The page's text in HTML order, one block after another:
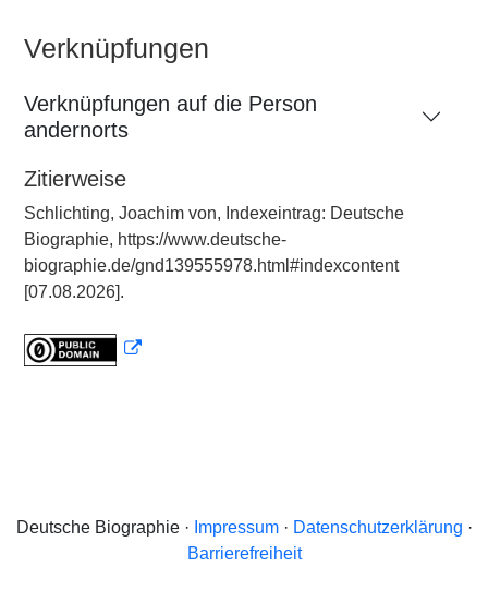
Verknüpfungen
Verknüpfungen auf die Person
andernorts
Zitierweise
Schlichting, Joachim von, Indexeintrag: Deutsche
Biographie, https://www.deutsche-
biographie.de/gnd139555978.html#indexcontent
[07.08.2026].
Deutsche Biographie · Impressum· Datenschutzerklärung ·
Barrierefreiheit